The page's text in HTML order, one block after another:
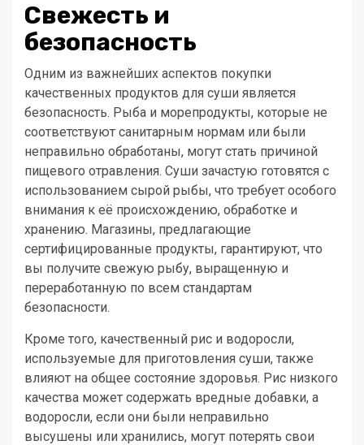
Свежесть и
безопасность
Одним из важнейших аспектов покупки
качественных продуктов для суши является
безопасность. Рыба и морепродукты, которые не
соответствуют санитарным нормам или были
неправильно обработаны, могут стать причиной
пищевого отравления. Суши зачастую готовятся с
использованием сырой рыбы, что требует особого
внимания к её происхождению, обработке и
хранению. Магазины, предлагающие
сертифицированные продукты, гарантируют, что
вы получите свежую рыбу, выращенную и
переработанную по всем стандартам
безопасности.
Кроме того, качественный рис и водоросли,
используемые для приготовления суши, также
влияют на общее состояние здоровья. Рис низкого
качества может содержать вредные добавки, а
водоросли, если они были неправильно
высушены или хранились, могут потерять свои